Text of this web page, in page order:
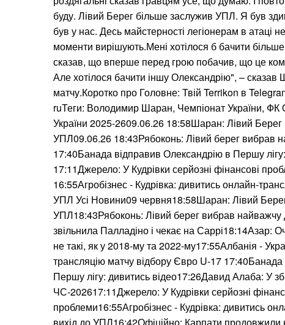
буду. Лівий Берег більше заслужив УПЛ. Я був
був у нас. Десь майстерності легіонерам в атаці
моменти вирішують.Мені хотілося б бачити більше
сказав, що вперше перед грою побачив, що це
Але хотілося бачити іншу Олександрію", – сказав
матчу.Коротко про Головне: Твій Terrikon в
ruТеги: Володимир Шаран, Чемпіонат України, ФК
України 2025-2609.06.26 18:58Шаран: Лівий Берег
УПЛ09.06.26 18:43Рябоконь: Лівий берег вибрав
17:40Банада відправив Олександрію в Першу
17:11Джерело: У Кудрівки серйозні фінансові
16:55Агробізнес - Кудрівка: дивитись онлайн-
УПЛ Усі Новини09 червня18:58Шаран: Лівий
УПЛ18:43Рябоконь: Лівий берег вибрав найважчу
звільнила Палладіно і чекає на Саррі18:14Азар:
не такі, як у 2018-му та 2022-му17:55Албанія -
трансляцію матчу відбору Євро U-17
Першу лігу: дивитись відео17:26Давид Алаба: У
ЧС-202617:11Джерело: У Кудрівки серйозні
проблеми16:55Агробізнес - Кудрівка: дивитись